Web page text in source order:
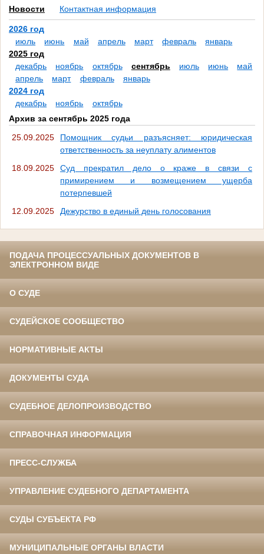
Новости Контактная информация
2026 год
июль
июнь май апрель март февраль
январь
2025 год
декабрь
ноябрь октябрь сентябрь июль июнь
май
апрель
март февраль
январь
2024 год
декабрь
ноябрь
октябрь
Архив за сентябрь 2025 года
25.09.2025
Помощник судьи разъясняет: юридическая
ответственность за неуплату алиментов
18.09.2025
Суд прекратил дело о краже в связи с
примирением и возмещением ущерба
потерпевшей
12.09.2025
Дежурство в единый день голосования
ПОДАЧА ПРОЦЕССУАЛЬНЫХ ДОКУМЕНТОВ В
ЭЛЕКТРОННОМ ВИДЕ
О СУДЕ
СУДЕЙСКОЕ СООБЩЕСТВО
НОРМАТИВНЫЕ АКТЫ
ДОКУМЕНТЫ СУДА
СУДЕБНОЕ ДЕЛОПРОИЗВОДСТВО
СПРАВОЧНАЯ ИНФОРМАЦИЯ
ПРЕСС-СЛУЖБА
УПРАВЛЕНИЕ СУДЕБНОГО ДЕПАРТАМЕНТА
СУДЫ СУБЪЕКТА РФ
МУНИЦИПАЛЬНЫЕ ОРГАНЫ ВЛАСТИ